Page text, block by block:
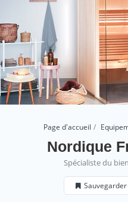
Page d'accueil
Nordique
Spécialiste du
Sauvegarder